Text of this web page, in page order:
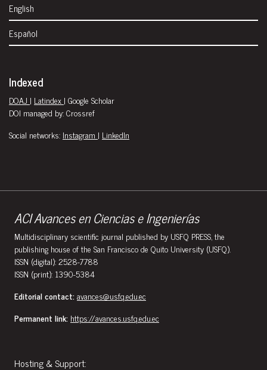
English
Español
Indexed
DOAJ | Latindex | Google Scholar
DOI managed by: Crossref
Social networks: Instagram | LinkedIn
ACI Avances en Ciencias e Ingenierías
Multidisciplinary scientific journal published by USFQ PRESS, the
publishing house of the San Francisco de Quito University (USFQ).
ISSN (digital): 2528-7788
ISSN (print): 1390-5384
Editorial contact:avances@usfq.edu.ec
Permanent link: https://avances.usfq.edu.ec
Hosting & Support: